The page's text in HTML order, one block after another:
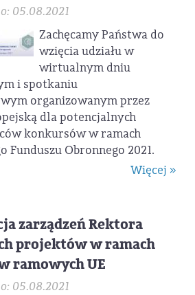
05.08.2021
Zachęcamy Państwa do
wzięcia udziału w
wirtualnym dniu
i spotkaniu
organizowanym przez
dla potencjalnych
konkursów w ramach
Funduszu Obronnego 2021.
Więcej »
zarządzeń Rektora
projektów w ramach
ramowych UE
05.08.2021